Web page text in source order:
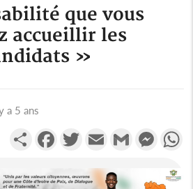
que vous
accueillir les
»
a 5 ans
PartagerFacebookTwitterEmail Gmail